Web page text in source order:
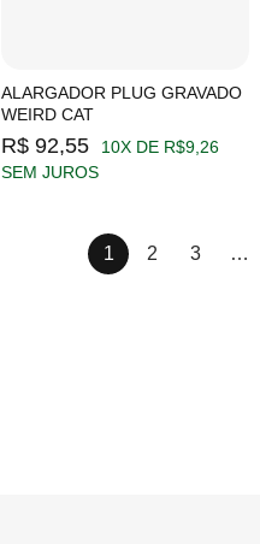
ALARGADOR PLUG GRAVADO
WEIRD CAT
R$ 92,55
10X DE R$9,26
SEM JUROS
1 2 3 …